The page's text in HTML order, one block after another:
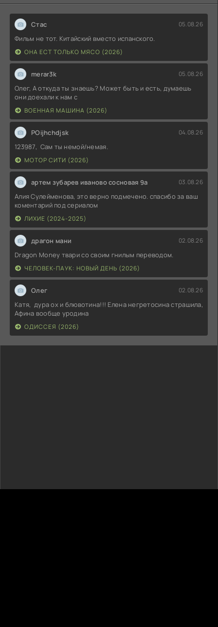
Стас 05.08.26
Фильм не тот. Китайский вместо испанского.
ОНА ЕСТ ТОЛЬКО МЯСО (2026)
merar3k 05.08.26
Олег, А откуда ты знаешь? Может быть и есть, думаешь
они доехали к нам с
ВОЕННАЯ МАШИНА (2026)
POijhchdjsk 04.08.26
123987, Сам ты немой/немая.
МОТОР СИТИ (2026)
артем зубарев иваново сосновая 9а 03.08.26
Алия Сулейменова, это верно подмечено. спасибо за ваш
коментарий под сериалом
ЛИХИЕ (2024-2025)
драгон мани 02.08.26
Dragon Money твари со своим гнилым переводом.
ЧЕЛОВЕК-ПАУК: НОВЫЙ ДЕНЬ (2026)
Олег 02.08.26
Катя, дура ох и блювотина!!! Елена негретосина страшила,
Афина вообще уродина
ОДИССЕЯ (2026)